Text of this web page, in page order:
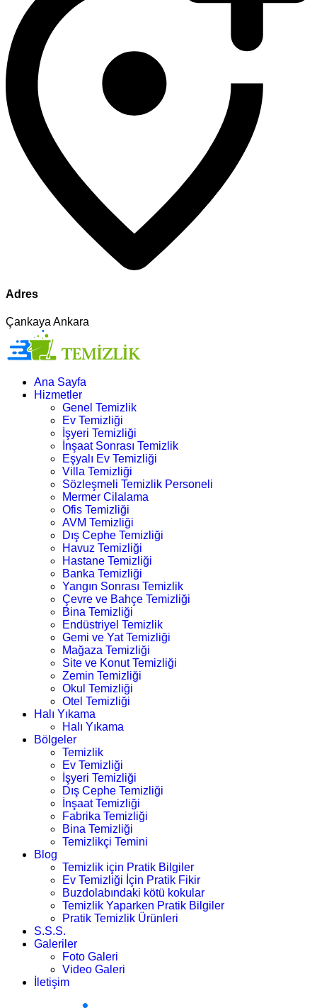
Adres
Çankaya Ankara
Ana Sayfa
Hizmetler
Genel Temizlik
Ev Temizliği
İşyeri Temizliği
İnşaat Sonrası Temizlik
Eşyalı Ev Temizliği
Villa Temizliği
Sözleşmeli Temizlik Personeli
Mermer Cilalama
Ofis Temizliği
AVM Temizliği
Dış Cephe Temizliği
Havuz Temizliği
Hastane Temizliği
Banka Temizliği
Yangın Sonrası Temizlik
Çevre ve Bahçe Temizliği
Bina Temizliği
Endüstriyel Temizlik
Gemi ve Yat Temizliği
Mağaza Temizliği
Site ve Konut Temizliği
Zemin Temizliği
Okul Temizliği
Otel Temizliği
Halı Yıkama
Halı Yıkama
Bölgeler
Temizlik
Ev Temizliği
İşyeri Temizliği
Dış Cephe Temizliği
İnşaat Temizliği
Fabrika Temizliği
Bina Temizliği
Temizlikçi Temini
Blog
Temizlik için Pratik Bilgiler
Ev Temizliği İçin Pratik Fikir
Buzdolabındaki kötü kokular
Temizlik Yaparken Pratik Bilgiler
Pratik Temizlik Ürünleri
S.S.S.
Galeriler
Foto Galeri
Video Galeri
İletişim